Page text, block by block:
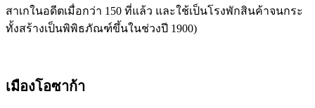
สาเกในอดีตเมื่อกว่า 150 ที่แล้ว และใช้เป็นโรงพักสินค้าจนกระ
ทั้งสร้างเป็นพิพิธภัณฑ์ขึ้นในช่วงปี 1900)
เมืองโอซาก้า